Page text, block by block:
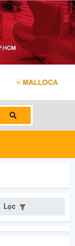
Lọc